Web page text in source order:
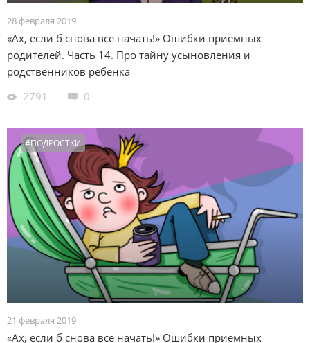
28 февраля 2019
«Ах, если б снова все начать!» Ошибки приемных
родителей. Часть 14. Про тайну усыновления и
родственников ребенка
2791
0
#ПОДРОСТКИ
21 февраля 2019
«Ах, если б снова все начать!» Ошибки приемных